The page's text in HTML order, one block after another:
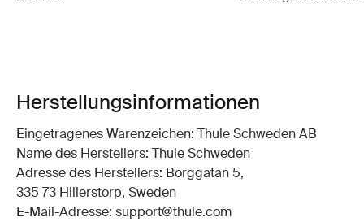
Herstellungsinformationen
Eingetragenes Warenzeichen: Thule Schweden AB
Name des Herstellers: Thule Schweden
Adresse des Herstellers: Borggatan 5,
335 73 Hillerstorp, Sweden
E-Mail-Adresse: support@thule.com